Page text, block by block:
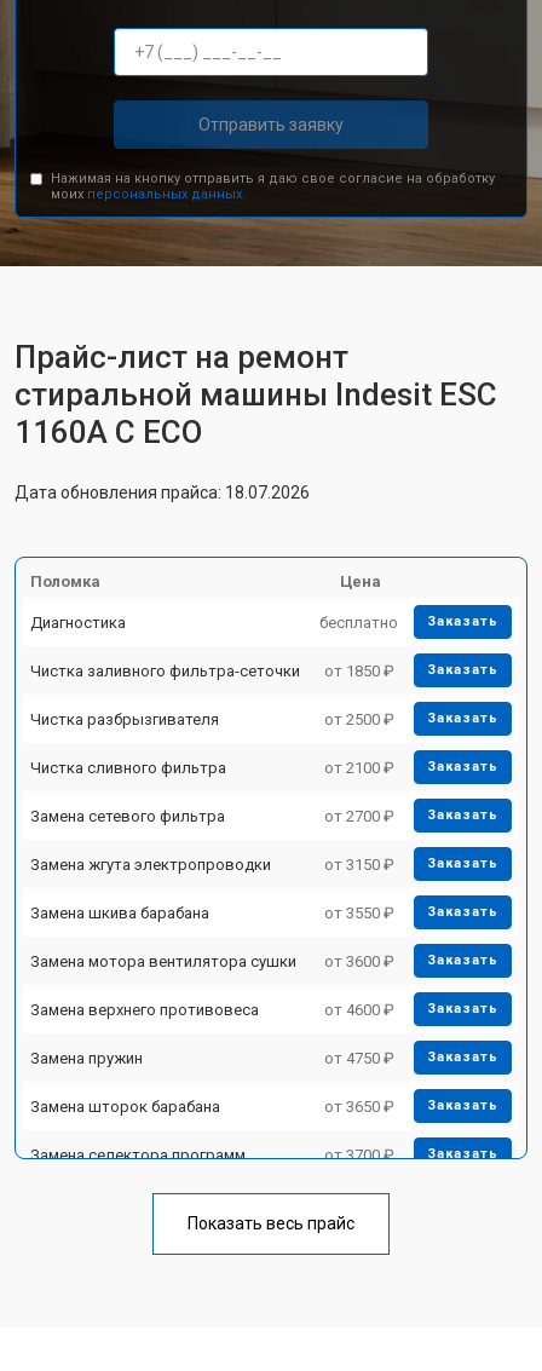
Отправить заявку
Нажимая на кнопку отправить я даю свое согласие на обработку
моих персональных данных.
Прайс-лист на ремонт
стиральной машины Indesit ESC
1160A C ECO
Дата обновления прайса: 18.07.2026
Поломка Цена
Диагностика бесплатно Заказать
Чистка заливного фильтра-сеточки от 1850 ₽ Заказать
Чистка разбрызгивателя от 2500 ₽ Заказать
Чистка сливного фильтра от 2100 ₽ Заказать
Замена сетевого фильтра от 2700 ₽ Заказать
Замена жгута электропроводки от 3150 ₽ Заказать
Замена шкива барабана от 3550 ₽ Заказать
Замена мотора вентилятора сушки от 3600 ₽ Заказать
Замена верхнего противовеса от 4600 ₽ Заказать
Замена пружин от 4750 ₽ Заказать
Замена шторок барабана от 3650 ₽ Заказать
Замена селектора программ от 3700 ₽ Заказать
Замена опоры бака от 2800 ₽
Показать весь прайс